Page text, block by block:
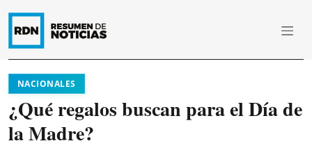
NACIONALES
¿Qué regalos buscan para el Día de
la Madre?